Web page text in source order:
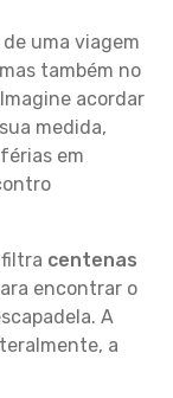
uma viagem
também no
acordar
medida,
em
filtra centenas
encontrar o
A
a